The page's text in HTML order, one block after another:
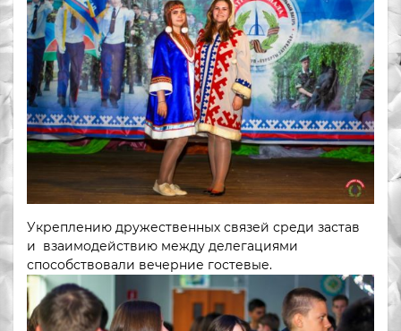
Укреплению дружественных связей среди застав
и взаимодействию между делегациями
способствовали вечерние гостевые.